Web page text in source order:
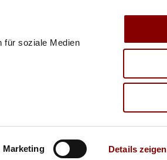
für soziale Medien
Marketing Details zeigen
VERBAND